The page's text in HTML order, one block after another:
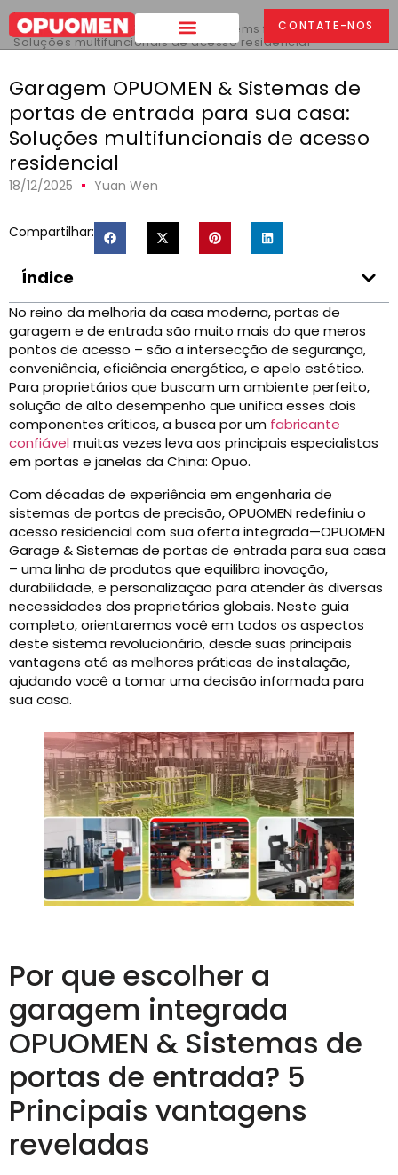
CONTATE-NOS
Lar >
OPUOMEN Garage & Entry Door Systems for Your Home:
Soluções multifuncionais de acesso residencial
Garagem OPUOMEN & Sistemas de
portas de entrada para sua casa:
Soluções multifuncionais de acesso
residencial
18/12/2025 Yuan Wen
Compartilhar:
Índice
No reino da melhoria da casa moderna, portas de
garagem e de entrada são muito mais do que meros
pontos de acesso – são a intersecção de segurança,
conveniência, eficiência energética, e apelo estético.
Para proprietários que buscam um ambiente perfeito,
solução de alto desempenho que unifica esses dois
componentes críticos, a busca por um fabricante
confiável muitas vezes leva aos principais especialistas
em portas e janelas da China: Opuo.
Com décadas de experiência em engenharia de
sistemas de portas de precisão, OPUOMEN redefiniu o
acesso residencial com sua oferta integrada—OPUOMEN
Garage & Sistemas de portas de entrada para sua casa
– uma linha de produtos que equilibra inovação,
durabilidade, e personalização para atender às diversas
necessidades dos proprietários globais. Neste guia
completo, orientaremos você em todos os aspectos
deste sistema revolucionário, desde suas principais
vantagens até as melhores práticas de instalação,
ajudando você a tomar uma decisão informada para
sua casa.
Por que escolher a
garagem integrada
OPUOMEN & Sistemas de
portas de entrada? 5
Principais vantagens
reveladas